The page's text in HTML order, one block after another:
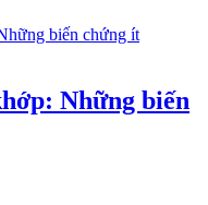
Những biến